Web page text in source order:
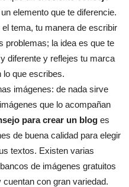
elemento que te diferencie.
tema, tu manera de escribir
problemas; la idea es que te
diferente y reflejes tu marca
lo que escribes.
imágenes: de nada sirve
que lo acompañan
para crear un blog es
de buena calidad para elegir
textos. Existen varias
de imágenes gratuitos
con gran variedad.